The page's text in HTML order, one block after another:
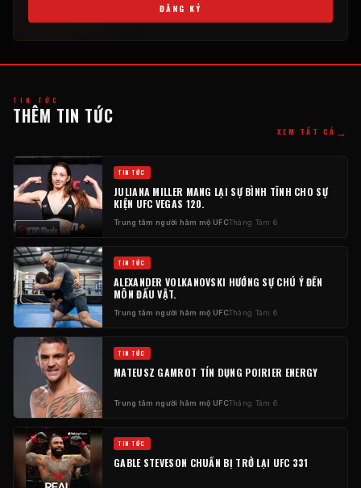
ĐĂNG KÝ
TIN TỨC
THÊM TIN TỨC
XEM TẤT CẢ →
TIN TỨC
JULIANA MILLER MANG LẠI SỰ BÌNH TĨNH CHO SỰ
KIỆN UFC VEGAS 120.
Trung tâm người hâm mộ UFCTháng Tám 6
TIN TỨC
ALEXANDER VOLKANOVSKI HƯỚNG SỰ CHÚ Ý ĐẾN
MÔN ĐẤU VẬT.
Trung tâm người hâm mộ UFCTháng Tám 6
TIN TỨC
MATEUSZ GAMROT TÍN DỤNG POIRIER ENERGY
Trung tâm người hâm mộ UFCTháng Tám 6
TIN TỨC
GABLE STEVESON CHUẨN BỊ TRỞ LẠI UFC 331